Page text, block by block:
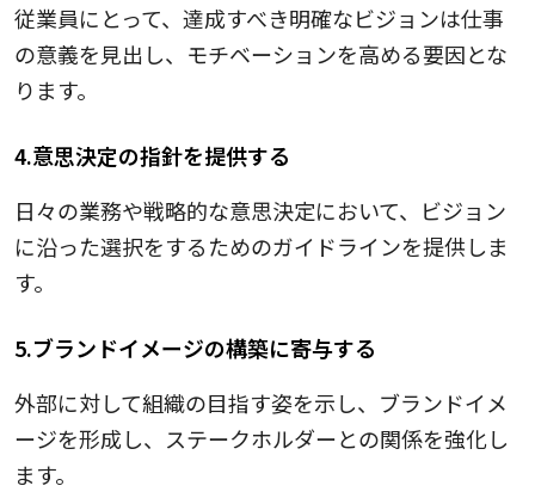
従業員にとって、達成すべき明確なビジョンは仕事
の意義を見出し、モチベーションを高める要因とな
ります。
4.意思決定の指針を提供する
日々の業務や戦略的な意思決定において、ビジョン
に沿った選択をするためのガイドラインを提供しま
す。
5.ブランドイメージの構築に寄与する
外部に対して組織の目指す姿を示し、ブランドイメ
ージを形成し、ステークホルダーとの関係を強化し
ます。